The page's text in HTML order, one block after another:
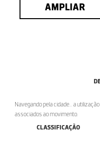
AMPLIAR
Navegando pela cidade... a
associados ao movimento.
CLASSIFICAÇÃO